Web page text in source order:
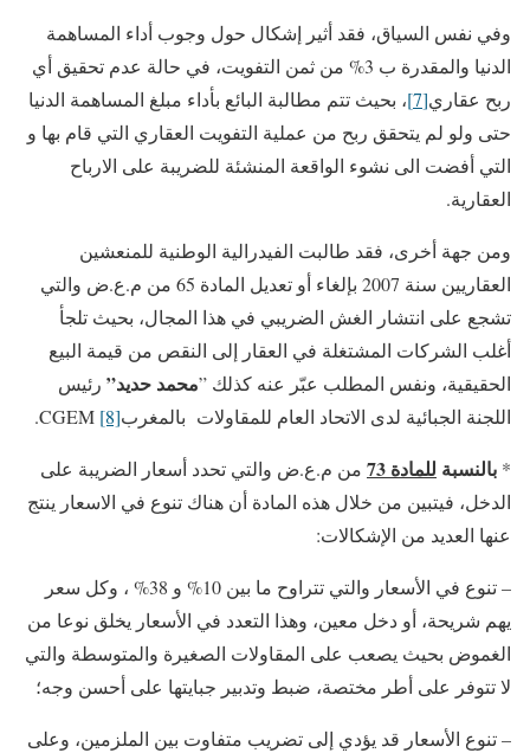
وفي نفس السياق، فقد أثير إشكال حول وجوب أداء المساهمة
الدنيا والمقدرة ب 3% من ثمن التفويت، في حالة عدم تحقيق أي
ربح عقاري[7]
، بحيث تتم مطالبة البائع بأداء مبلغ المساهمة الدنيا
حتى ولو لم يتحقق ربح من عملية التفويت العقاري التي قام بها و
التي أفضت الى نشوء الواقعة المنشئة للضريبة على الارباح
العقارية.
ومن جهة أخرى، فقد طالبت الفيدرالية الوطنية للمنعشين
العقاريين سنة 2007 بإلغاء أو تعديل المادة 65 من م.ع.ض والتي
تشجع على انتشار الغش الضريبي في هذا المجال، بحيث تلجأ
أغلب الشركات المشتغلة في العقار إلى النقص من قيمة البيع
الحقيقية، ونفس المطلب عبّر عنه كذلك ”محمد حديد” رئيس
اللجنة الجبائية لدى الاتحاد العام للمقاولات بالمغربCGEM[8]
.
* بالنسبة للمادة 73
من م.ع.ض والتي تحدد أسعار الضريبة على
الدخل، فيتبين من خلال هذه المادة أن هناك تنوع في الاسعار ينتج
عنها العديد من الإشكالات:
– تنوع في الأسعار والتي تتراوح ما بين 10% و 38% ، وكل سعر
يهم شريحة، أو دخل معين، وهذا التعدد في الأسعار يخلق نوعا من
الغموض بحيث يصعب على المقاولات الصغيرة والمتوسطة والتي
لا تتوفر على أطر مختصة، ضبط وتدبير جبايتها على أحسن وجه؛
– تنوع الأسعار قد يؤدي إلى تضريب متفاوت بين الملزمين، وعلى